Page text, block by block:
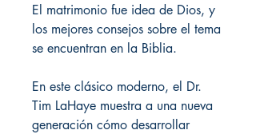
El matrimonio fue idea de Dios, y
los mejores consejos sobre el tema
se encuentran en la Biblia.
En este clásico moderno, el Dr.
Tim LaHaye muestra a una nueva
generación cómo desarrollar